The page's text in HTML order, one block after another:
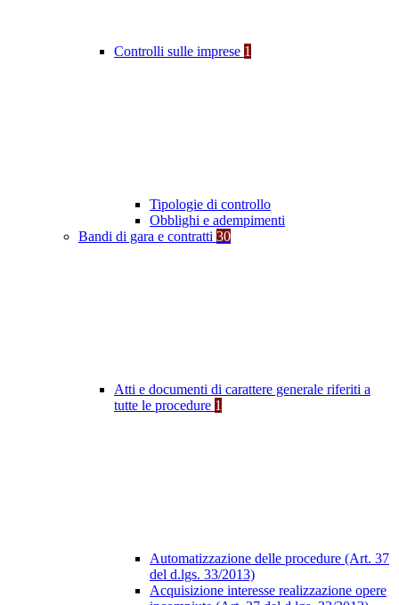
Controlli sulle imprese 1
Tipologie di controllo
Obblighi e adempimenti
Bandi di gara e contratti 30
Atti e documenti di carattere generale riferiti a
tutte le procedure 1
Automatizzazione delle procedure (Art. 37
del d.lgs. 33/2013)
Acquisizione interesse realizzazione opere